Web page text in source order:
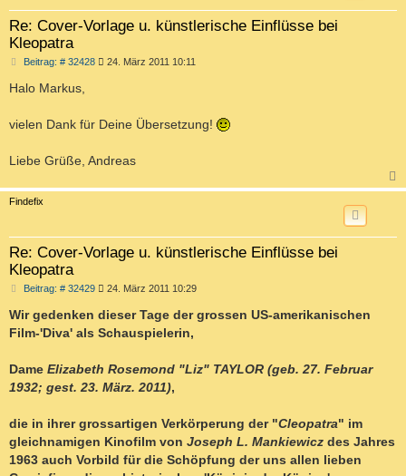
Re: Cover-Vorlage u. künstlerische Einflüsse bei
Kleopatra
Beitrag: # 32428B
a
24. März 2011 10:11
Halo Markus,
vielen Dank für Deine Übersetzung!
Liebe Grüße, Andreas
a
Findefix
Re: Cover-Vorlage u. künstlerische Einflüsse bei
Kleopatra
Beitrag: # 32429B 24. März 2011 10:29
Wir gedenken dieser Tage der grossen US-amerikanischen
Film-'Diva' als Schauspielerin,
Dame Elizabeth Rosemond "Liz" TAYLOR (geb. 27. Februar
1932; gest. 23. März. 2011),
die in ihrer grossartigen Verkörperung der "Cleopatra" im
gleichnamigen Kinofilm von Joseph L. Mankiewicz des Jahres
1963 auch Vorbild für die Schöpfung der uns allen lieben